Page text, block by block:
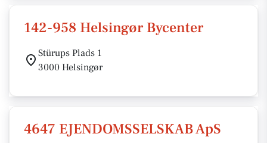
142-958 Helsingør Bycenter
Stürups Plads 1
3000 Helsingør
4647 EJENDOMSSELSKAB ApS